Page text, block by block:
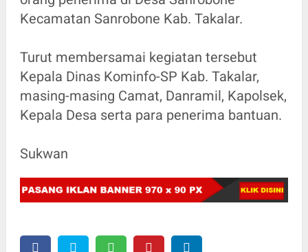
Kecamatan Sanrobone Kab. Takalar.
Turut membersamai kegiatan tersebut
Kepala Dinas Kominfo-SP Kab. Takalar,
masing-masing Camat, Danramil, Kapolsek,
Kepala Desa serta para penerima bantuan.
Sukwan